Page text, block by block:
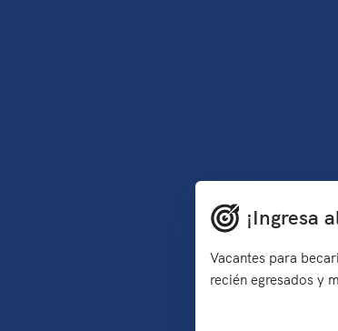
¡Ingresa
Vacantes para
recién egresados y